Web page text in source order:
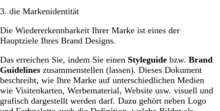
3. die Markenidentität
Die Wiedererkennbarkeit Ihrer Marke ist eines der
Hauptziele Ihres Brand Designs.
Das erreichen Sie, indem Sie einen Styleguide bzw. Brand
Guidelines zusammenstellen (lassen). Dieses Dokument
beschreibt, wie Ihre Marke auf unterschiedlichen Medien
wie Visitenkarten, Werbematerial, Website usw. visuell und
grafisch dargestellt werden darf. Dazu gehört neben Logo